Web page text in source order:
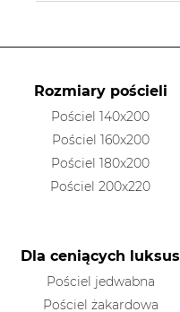
Rozmiary pościeli
Pościel 140x200
Pościel 160x200
Pościel 180x200
Pościel 200x220
Dla ceniących luksus
Pościel jedwabna
Pościel żakardowa